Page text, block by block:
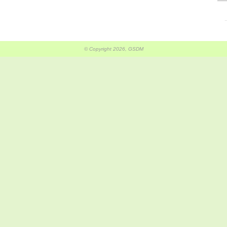
© Copyright 2026, GSDM